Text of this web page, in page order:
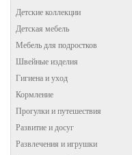
Детские коллекции
Детская мебель
Мебель для подростков
Швейные изделия
Гигиена и уход
Кормление
Прогулки и путешествия
Развитие и досуг
Развлечения и игрушки